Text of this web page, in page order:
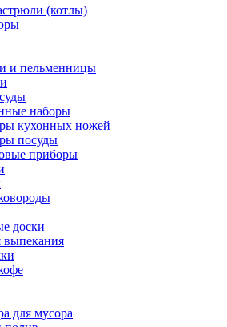
(котлы)
и пельменницы
наборы
кухонных ножей
посуды
приборы
доски
для мусора